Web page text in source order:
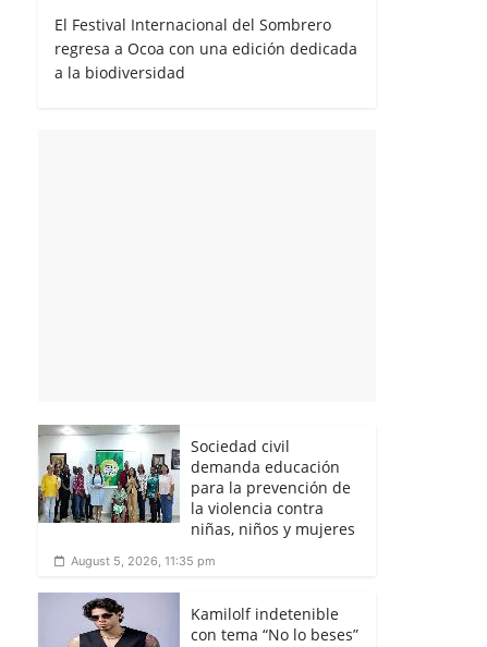
El Festival Internacional del Sombrero
regresa a Ocoa con una edición dedicada
a la biodiversidad
Sociedad civil
demanda educación
para la prevención de
la violencia contra
niñas, niños y mujeres
August 5, 2026, 11:35 pm
Kamilolf indetenible
con tema “No lo beses”